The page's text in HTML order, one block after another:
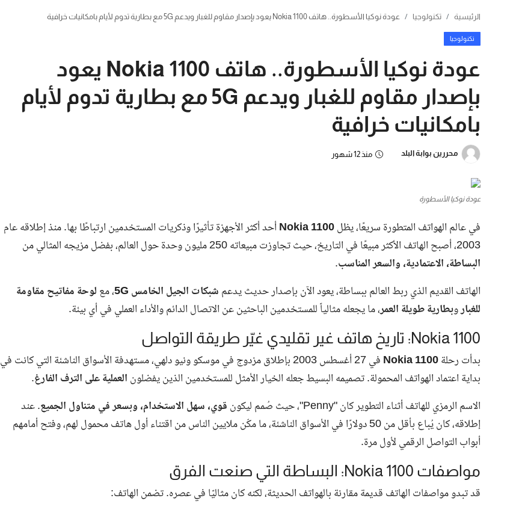
الرئيسية تكنولوجيا عودة نوكيا الأسطورة.. هاتف Nokia 1100 يعود بإصدار مقاوم للغبار ويدعم 5G مع بطارية تدوم لأيام بامكانيات خرافية
تكنولوجيا
عودة نوكيا الأسطورة.. هاتف Nokia 1100 يعود
بإصدار مقاوم للغبار ويدعم 5G مع بطارية تدوم لأيام
بامكانيات خرافية
محررين بوابة البلد منذ 12 شهور
عودة نوكيا الأسطورة
في عالم الهواتف المتطورة سريعًا، يظلNokia 1100أحد أكثر الأجهزة تأثيرًا وذكريات المستخدمين ارتباطًا بها. منذ إطلاقه عام
2003، أصبح الهاتف الأكثر مبيعًا في التاريخ، حيث تجاوزت مبيعاته 250 مليون وحدة حول العالم، بفضل مزيجه المثالي من
البساطة، الاعتمادية، والسعر المناسب.
الهاتف القديم الذي ربط العالم ببساطة، يعود الآن بإصدار حديث يدعم شبكات الجيل الخامس 5G ، مع لوحة مفاتيح مقاومة
للغباروبطارية طويلة العمر، ما يجعله مثالياً للمستخدمين الباحثين عن الاتصال الدائم والأداء العملي في أي بيئة.
Nokia 1100: تاريخ هاتف غير تقليدي غيّر طريقة التواصل
بدأت رحلةNokia 1100
في 27 أغسطس 2003 بإطلاق مزدوج في موسكو ونيو دلهي، مستهدفة الأسواق الناشئة التي كانت في
بداية اعتماد الهواتف المحمولة. تصميمه البسيط جعله الخيار الأمثل للمستخدمين الذين يفضلون العملية على الترف الفارغ.
الاسم الرمزي للهاتف أثناء التطوير كان "Penny"، حيث صُمم ليكون
قوي، سهل الاستخدام، وبسعر في متناول الجميع. عند
إطلاقه، كان يُباع بأقل من 50 دولارًا في الأسواق الناشئة، ما مكّن ملايين الناس من اقتناء أول هاتف محمول لهم، وفتح أمامهم
أبواب التواصل الرقمي لأول مرة.
مواصفات Nokia 1100: البساطة التي صنعت الفرق
قد تبدو مواصفات الهاتف قديمة مقارنة بالهواتف الحديثة، لكنه كان مثاليًا في عصره. تضمن الهاتف: